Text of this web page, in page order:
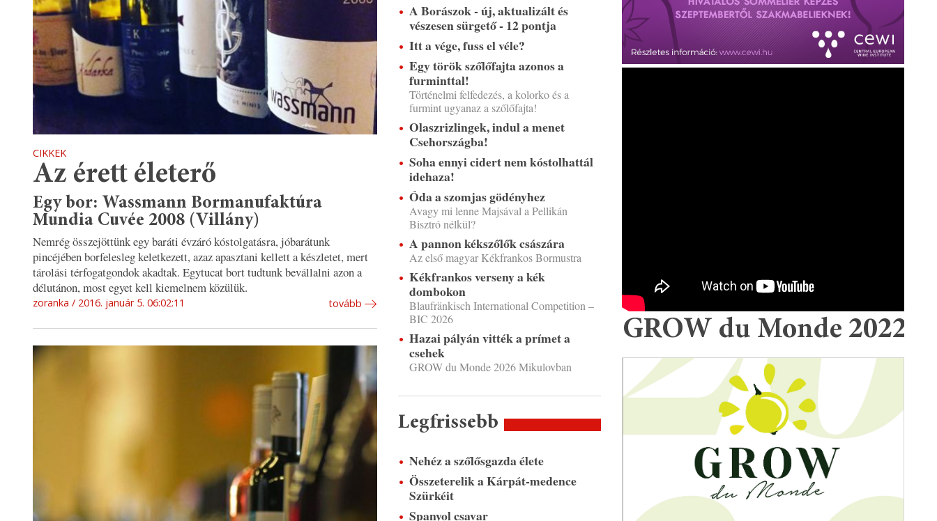
CIKKEK
Az érett életerő
Egy bor: Wassmann Bormanufaktúra
Mundia Cuvée 2008 (Villány)
Nemrég összejöttünk egy baráti évzáró kóstolgatásra, jóbarátunk
pincéjében borfelesleg keletkezett, azaz apasztani kellett a készletet, mert
tárolási térfogatgondok akadtak. Egytucat bort tudtunk bevállalni azon a
délutánon, most egyet kell kiemelnem közülük.
zoranka 2016. január 5. 06:02:11 tovább
A Borászok - új, aktualizált és
vészesen sürgető - 12 pontja
Itt a vége, fuss el véle?
Egy török szőlőfajta azonos a
furminttal!
Történelmi felfedezés, a kolorko és a
furmint ugyanaz a szőlőfajta!
Olaszrizlingek, indul a menet
Csehországba!
Soha ennyi cidert nem kóstolhattál
idehaza!
Óda a szomjas gödényhez
Avagy mi lenne Majsával a Pellikán
Bisztró nélkül?
A pannon kékszőlők császára
Az első magyar Kékfrankos Bormustra
Kékfrankos verseny a kék
dombokon
Blaufränkisch International Competition –
BIC 2026
Hazai pályán vitték a prímet a
csehek
GROW du Monde 2026 Mikulovban
Legfrissebb
Nehéz a szőlősgazda élete
Összeterelik a Kárpát-medence
Szürkéit
Spanyol csavar
GROW du Monde 2022